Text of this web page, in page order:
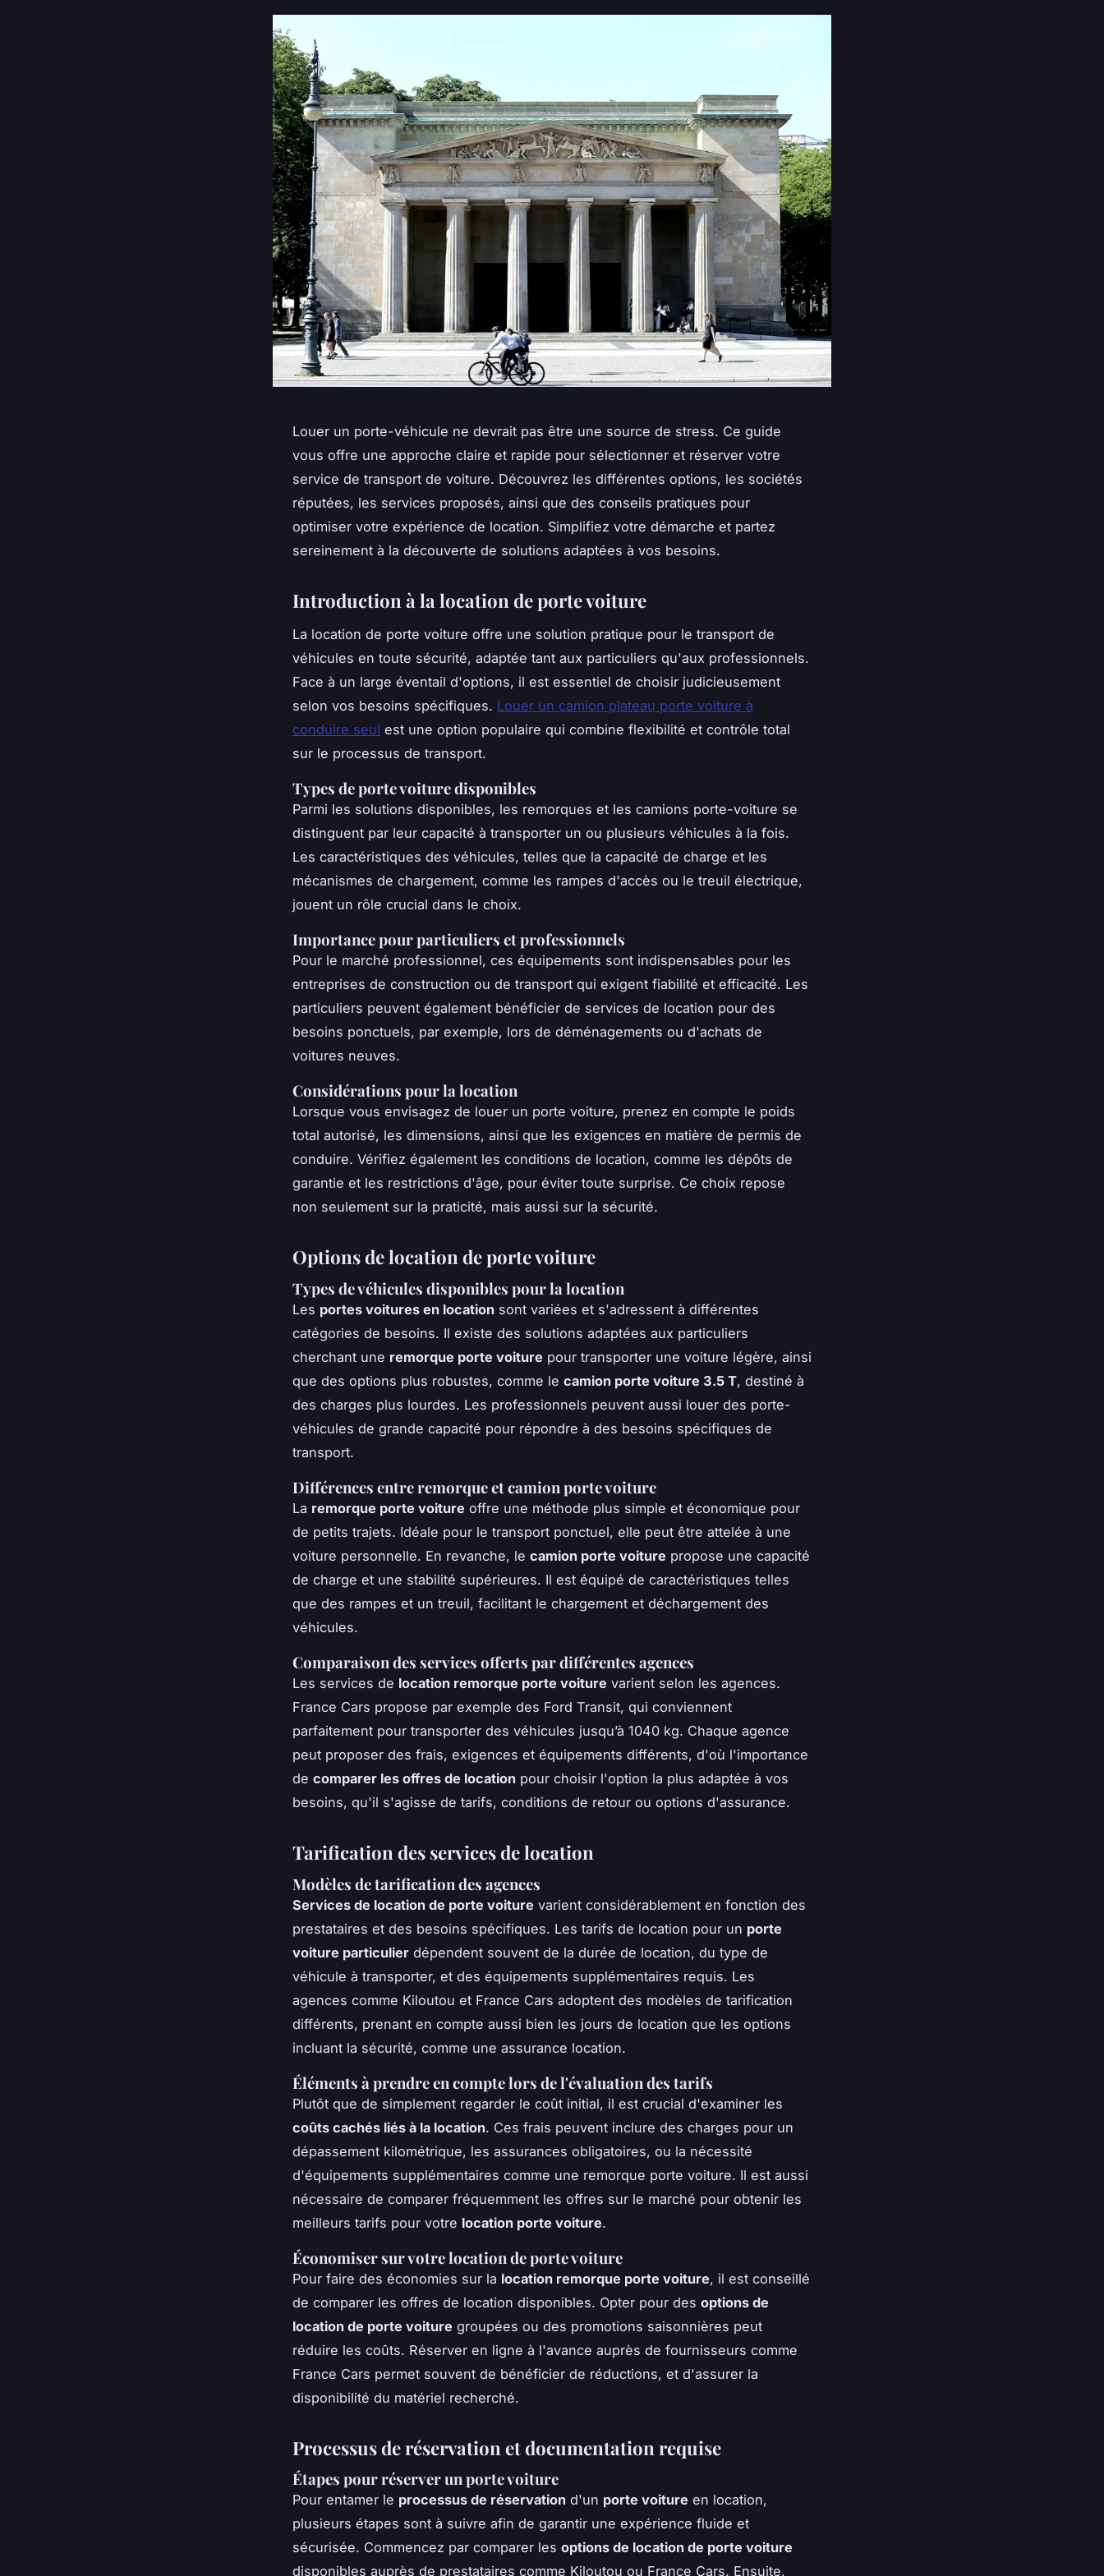
Louer un porte-véhicule ne devrait pas être une source de stress. Ce guide
vous offre une approche claire et rapide pour sélectionner et réserver votre
service de transport de voiture. Découvrez les différentes options, les sociétés
réputées, les services proposés, ainsi que des conseils pratiques pour
optimiser votre expérience de location. Simplifiez votre démarche et partez
sereinement à la découverte de solutions adaptées à vos besoins.
Introduction à la location de porte voiture
La location de porte voiture offre une solution pratique pour le transport de
véhicules en toute sécurité, adaptée tant aux particuliers qu'aux professionnels.
Face à un large éventail d'options, il est essentiel de choisir judicieusement
selon vos besoins spécifiques. Louer un camion plateau porte voiture à
conduire seul est une option populaire qui combine flexibilité et contrôle total
sur le processus de transport.
Types de porte voiture disponibles
Parmi les solutions disponibles, les remorques et les camions porte-voiture se
distinguent par leur capacité à transporter un ou plusieurs véhicules à la fois.
Les caractéristiques des véhicules, telles que la capacité de charge et les
mécanismes de chargement, comme les rampes d'accès ou le treuil électrique,
jouent un rôle crucial dans le choix.
Importance pour particuliers et professionnels
Pour le marché professionnel, ces équipements sont indispensables pour les
entreprises de construction ou de transport qui exigent fiabilité et efficacité. Les
particuliers peuvent également bénéficier de services de location pour des
besoins ponctuels, par exemple, lors de déménagements ou d'achats de
voitures neuves.
Considérations pour la location
Lorsque vous envisagez de louer un porte voiture, prenez en compte le poids
total autorisé, les dimensions, ainsi que les exigences en matière de permis de
conduire. Vérifiez également les conditions de location, comme les dépôts de
garantie et les restrictions d'âge, pour éviter toute surprise. Ce choix repose
non seulement sur la praticité, mais aussi sur la sécurité.
Options de location de porte voiture
Types de véhicules disponibles pour la location
Les portes voitures en location sont variées et s'adressent à différentes
catégories de besoins. Il existe des solutions adaptées aux particuliers
cherchant une remorque porte voiture pour transporter une voiture légère, ainsi
que des options plus robustes, comme le camion porte voiture 3.5 T, destiné à
des charges plus lourdes. Les professionnels peuvent aussi louer des porte-
véhicules de grande capacité pour répondre à des besoins spécifiques de
transport.
Différences entre remorque et camion porte voiture
La remorque porte voiture offre une méthode plus simple et économique pour
de petits trajets. Idéale pour le transport ponctuel, elle peut être attelée à une
voiture personnelle. En revanche, le camion porte voiture propose une capacité
de charge et une stabilité supérieures. Il est équipé de caractéristiques telles
que des rampes et un treuil, facilitant le chargement et déchargement des
véhicules.
Comparaison des services offerts par différentes agences
Les services de location remorque porte voiture varient selon les agences.
France Cars propose par exemple des Ford Transit, qui conviennent
parfaitement pour transporter des véhicules jusqu’à 1040 kg. Chaque agence
peut proposer des frais, exigences et équipements différents, d'où l'importance
de comparer les offres de location pour choisir l'option la plus adaptée à vos
besoins, qu'il s'agisse de tarifs, conditions de retour ou options d'assurance.
Tarification des services de location
Modèles de tarification des agences
Services de location de porte voiture varient considérablement en fonction des
prestataires et des besoins spécifiques. Les tarifs de location pour un porte
voiture particulier dépendent souvent de la durée de location, du type de
véhicule à transporter, et des équipements supplémentaires requis. Les
agences comme Kiloutou et France Cars adoptent des modèles de tarification
différents, prenant en compte aussi bien les jours de location que les options
incluant la sécurité, comme une assurance location.
Éléments à prendre en compte lors de l'évaluation des tarifs
Plutôt que de simplement regarder le coût initial, il est crucial d'examiner les
coûts cachés liés à la location. Ces frais peuvent inclure des charges pour un
dépassement kilométrique, les assurances obligatoires, ou la nécessité
d'équipements supplémentaires comme une remorque porte voiture. Il est aussi
nécessaire de comparer fréquemment les offres sur le marché pour obtenir les
meilleurs tarifs pour votre location porte voiture.
Économiser sur votre location de porte voiture
Pour faire des économies sur la location remorque porte voiture, il est conseillé
de comparer les offres de location disponibles. Opter pour des options de
location de porte voiture groupées ou des promotions saisonnières peut
réduire les coûts. Réserver en ligne à l'avance auprès de fournisseurs comme
France Cars permet souvent de bénéficier de réductions, et d'assurer la
disponibilité du matériel recherché.
Processus de réservation et documentation requise
Étapes pour réserver un porte voiture
Pour entamer le processus de réservation d'un porte voiture en location,
plusieurs étapes sont à suivre afin de garantir une expérience fluide et
sécurisée. Commencez par comparer les options de location de porte voiture
disponibles auprès de prestataires comme Kiloutou ou France Cars. Ensuite,